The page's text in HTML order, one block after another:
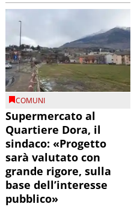
COMUNI
Supermercato al
Quartiere Dora, il
sindaco: «Progetto
sarà valutato con
grande rigore, sulla
base dell’interesse
pubblico»